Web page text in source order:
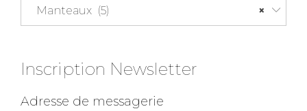
×
Manteaux (5)
Inscription Newsletter
Adresse de messagerie